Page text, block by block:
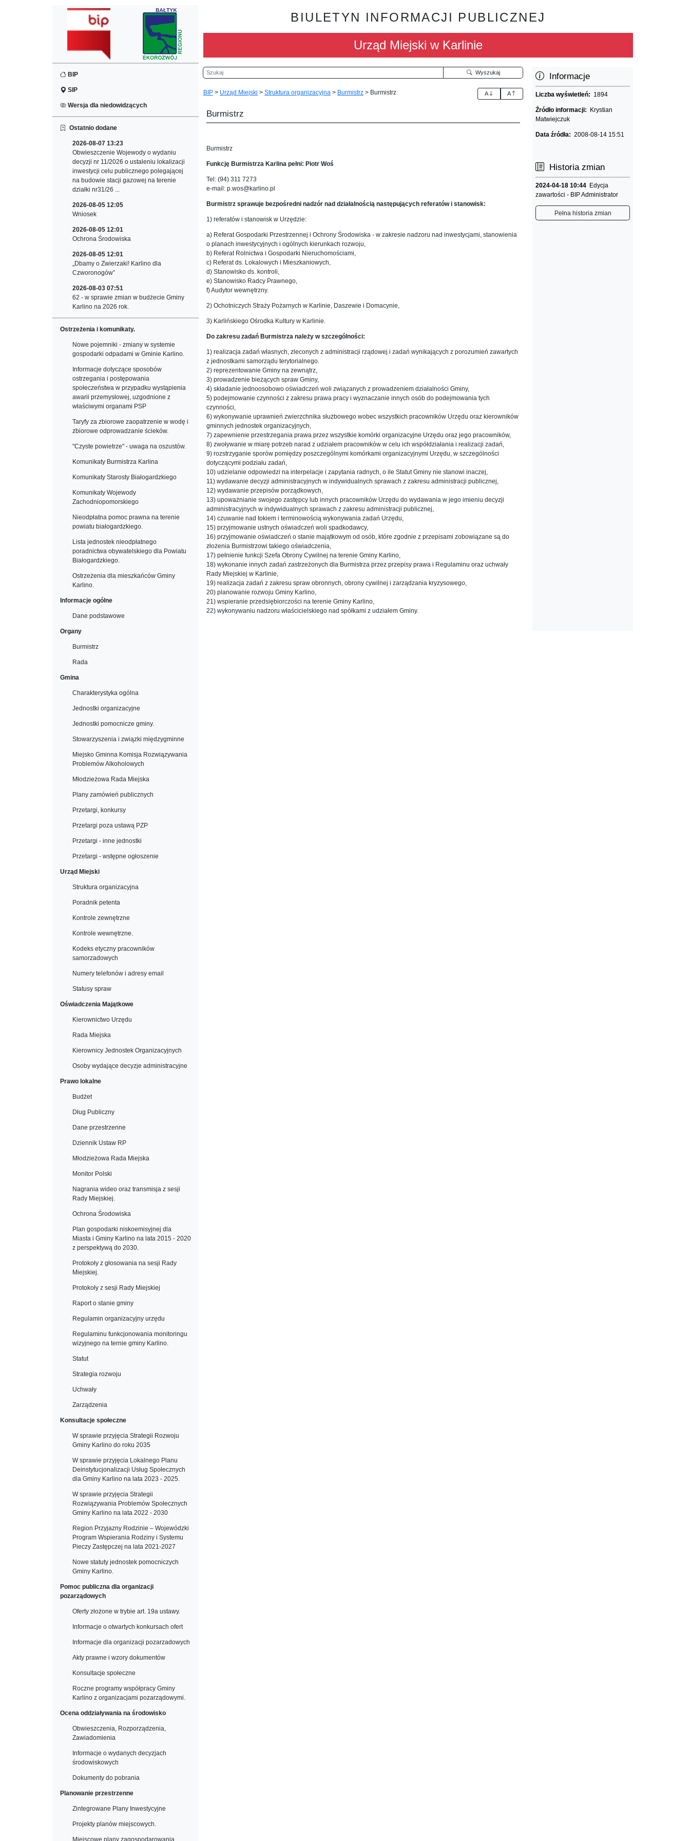
BIP
SIP
Wersja dla niedowidzących
Ostatnio dodane
2026-08-07 13:23
Obwieszczenie Wojewody o wydaniu
decyzji nr 11/2026 o ustaleniu lokalizacji
inwestycji celu publicznego polegającej
na budowie stacji gazowej na terenie
działki nr31/26 ...
2026-08-05 12:05
Wniosek
2026-08-05 12:01
Ochrona Środowiska
2026-08-05 12:01
„Dbamy o Zwierzaki! Karlino dla
Czworonogów”
2026-08-03 07:51
62 - w sprawie zmian w budżecie Gminy
Karlino na 2026 rok.
Ostrzeżenia i komunikaty.
Nowe pojemniki - zmiany w systemie
gospodarki odpadami w Gminie Karlino.
Informacje dotyczące sposobów
ostrzegania i postępowania
społeczeństwa w przypadku wystąpienia
awarii przemysłowej, uzgodnione z
właściwymi organami PSP
Taryfy za zbiorowe zaopatrzenie w wodę i
zbiorowe odprowadzanie ścieków.
"Czyste powietrze" - uwaga na oszustów.
Komunikaty Burmistrza Karlina
Komunikaty Starosty Białogardzkiego
Komunikaty Wojewody
Zachodniopomorskiego
Nieodpłatna pomoc prawna na terenie
powiatu białogardzkiego.
Lista jednostek nieodpłatnego
poradnictwa obywatelskiego dla Powiatu
Białogardzkiego.
Ostrzeżenia dla mieszkańców Gminy
Karlino.
Informacje ogólne
Dane podstawowe
Organy
Burmistrz
Rada
Gmina
Charakterystyka ogólna
Jednostki organizacyjne
Jednostki pomocnicze gminy.
Stowarzyszenia i związki międzygminne
Miejsko Gminna Komisja Rozwiązywania
Problemów Alkoholowych
Młodzieżowa Rada Miejska
Plany zamówień publicznych
Przetargi, konkursy
Przetargi poza ustawą PZP
Przetargi - inne jednostki
Przetargi - wstępne ogłoszenie
Urząd Miejski
Struktura organizacyjna
Poradnik petenta
Kontrole zewnętrzne
Kontrole wewnętrzne.
Kodeks etyczny pracowników
samorzadowych
Numery telefonów i adresy email
Statusy spraw
Oświadczenia Majątkowe
Kierownictwo Urzędu
Rada Miejska
Kierownicy Jednostek Organizacyjnych
Osoby wydające decyzje administracyjne
Prawo lokalne
Budżet
Dług Publiczny
Dane przestrzenne
Dziennik Ustaw RP
Młodzieżowa Rada Miejska
Monitor Polski
Nagrania wideo oraz transmisja z sesji
Rady Miejskiej.
Ochrona Środowiska
Plan gospodarki niskoemisyjnej dla
Miasta i Gminy Karlino na lata 2015 - 2020
z perspektywą do 2030.
Protokoły z głosowania na sesji Rady
Miejskiej.
Protokoły z sesji Rady Miejskiej
Raport o stanie gminy
Regulamin organizacyjny urzędu
Regulaminu funkcjonowania monitoringu
wizyjnego na ternie gminy Karlino.
Statut
Strategia rozwoju
Uchwały
Zarządzenia
Konsultacje społeczne
W sprawie przyjęcia Strategii Rozwoju
Gminy Karlino do roku 2035
W sprawie przyjęcia Lokalnego Planu
Deinstytucjonalizacji Usług Społecznych
dla Gminy Karlino na lata 2023 - 2025.
W sprawie przyjęcia Strategii
Rozwiązywania Problemów Społecznych
Gminy Karlino na lata 2022 - 2030
Region Przyjazny Rodzinie – Wojewódzki
Program Wspierania Rodziny i Systemu
Pieczy Zastępczej na lata 2021-2027
Nowe statuty jednostek pomocniczych
Gminy Karlino.
Pomoc publiczna dla organizacji
pozarządowych
Oferty złożone w trybie art. 19a ustawy.
Informacje o otwartych konkursach ofert
Informacje dla organizacji pozarzadowych
Akty prawne i wzory dokumentów
Konsultacje społeczne
Roczne programy współpracy Gminy
Karlino z organizacjami pozarządowymi.
Ocena oddziaływania na środowisko
Obwieszczenia, Rozporządzenia,
Zawiadomienia
Informacje o wydanych decyzjach
środowiskowych
Dokumenty do pobrania
Planowanie przestrzenne
Zintegrowane Plany Inwestycyjne
Projekty planów miejscowych.
Miejscowe plany zagospodarowania
BIULETYN INFORMACJI PUBLICZNEJ
Urząd Miejski w Karlinie
Szukaj Wyszukaj
BIP > Urząd Miejski > Struktura organizacyjna > Burmistrz > Burmistrz A A
Burmistrz
Burmistrz
Funkcję Burmistrza Karlina pełni: Piotr Woś
Tel: (94) 311 7273
e-mail: p.wos@karlino.pl
Burmistrz sprawuje bezpośredni nadzór nad działalnością następujących referatów i stanowisk:
1) referatów i stanowisk w Urzędzie:
a) Referat Gospodarki Przestrzennej i Ochrony Środowiska - w zakresie nadzoru nad inwestycjami, stanowienia
o planach inwestycyjnych i ogólnych kierunkach rozwoju,
b) Referat Rolnictwa i Gospodarki Nieruchomościami,
c) Referat ds. Lokalowych i Mieszkaniowych,
d) Stanowisko ds. kontroli,
e) Stanowisko Radcy Prawnego,
f) Audytor wewnętrzny.
2) Ochotniczych Straży Pożarnych w Karlinie, Daszewie i Domacynie,
3) Karlińskiego Ośrodka Kultury w Karlinie.
Do zakresu zadań Burmistrza należy w szczególności:
1) realizacja zadań własnych, zleconych z administracji rządowej i zadań wynikających z porozumień zawartych
z jednostkami samorządu terytorialnego.
2) reprezentowanie Gminy na zewnątrz,
3) prowadzenie bieżących spraw Gminy,
4) składanie jednoosobowo oświadczeń woli związanych z prowadzeniem działalności Gminy,
5) podejmowanie czynności z zakresu prawa pracy i wyznaczanie innych osób do podejmowania tych
czynności,
6) wykonywanie uprawnień zwierzchnika służbowego wobec wszystkich pracowników Urzędu oraz kierowników
gminnych jednostek organizacyjnych,
7) zapewnienie przestrzegania prawa przez wszystkie komórki organizacyjne Urzędu oraz jego pracowników,
8) zwoływanie w miarę potrzeb narad z udziałem pracowników w celu ich współdziałania i realizacji zadań,
9) rozstrzyganie sporów pomiędzy poszczególnymi komórkami organizacyjnymi Urzędu, w szczególności
dotyczącymi podziału zadań,
10) udzielanie odpowiedzi na interpelacje i zapytania radnych, o ile Statut Gminy nie stanowi inaczej,
11) wydawanie decyzji administracyjnych w indywidualnych sprawach z zakresu administracji publicznej,
12) wydawanie przepisów porządkowych,
13) upoważnianie swojego zastępcy lub innych pracowników Urzędu do wydawania w jego imieniu decyzji
administracyjnych w indywidualnych sprawach z zakresu administracji publicznej,
14) czuwanie nad tokiem i terminowością wykonywania zadań Urzędu,
15) przyjmowanie ustnych oświadczeń woli spadkodawcy,
16) przyjmowanie oświadczeń o stanie majątkowym od osób, które zgodnie z przepisami zobowiązane są do
złożenia Burmistrzowi takiego oświadczenia,
17) pełnienie funkcji Szefa Obrony Cywilnej na terenie Gminy Karlino,
18) wykonanie innych zadań zastrzeżonych dla Burmistrza przez przepisy prawa i Regulaminu oraz uchwały
Rady Miejskiej w Karlinie,
19) realizacja zadań z zakresu spraw obronnych, obrony cywilnej i zarządzania kryzysowego,
20) planowanie rozwoju Gminy Karlino,
21) wspieranie przedsiębiorczości na terenie Gminy Karlino,
22) wykonywaniu nadzoru właścicielskiego nad spółkami z udziałem Gminy.
Informacje
Liczba wyświetleń: 1894
Źródło informacji:
Krystian
Matwiejczuk
Data źródła:2008-08-14 15:51
Historia zmian
2024-04-18 10:44 Edycja
zawartości - BIP Administrator
Pełna historia zmian